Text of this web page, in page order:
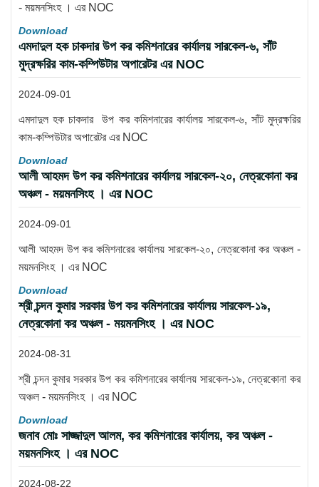
- ময়মনসিংহ । এর NOC
Download
এমদাদুল হক চাকদার উপ কর কমিশনারের কার্যালয় সারকেল-৬, সাঁট
মুদ্রক্ষরির কাম-কম্পিউটার অপারেটর এর NOC
2024-09-01
এমদাদুল হক চাকদার উপ কর কমিশনারের কার্যালয় সারকেল-৬, সাঁট মুদ্রক্ষরির
কাম-কম্পিউটার অপারেটর এর NOC
Download
আলী আহমদ উপ কর কমিশনারের কার্যালয় সারকেল-২০, নেত্রকোনা কর
অঞ্চল - ময়মনসিংহ । এর NOC
2024-09-01
আলী আহমদ উপ কর কমিশনারের কার্যালয় সারকেল-২০, নেত্রকোনা কর অঞ্চল -
ময়মনসিংহ । এর NOC
Download
শ্রী চন্দন কুমার সরকার উপ কর কমিশনারের কার্যালয় সারকেল-১৯,
নেত্রকোনা কর অঞ্চল - ময়মনসিংহ । এর NOC
2024-08-31
শ্রী চন্দন কুমার সরকার উপ কর কমিশনারের কার্যালয় সারকেল-১৯, নেত্রকোনা কর
অঞ্চল - ময়মনসিংহ । এর NOC
Download
জনাব মোঃ সাজ্জাদুল আলম, কর কমিশনারের কার্যালয়, কর অঞ্চল -
ময়মনসিংহ । এর NOC
2024-08-22